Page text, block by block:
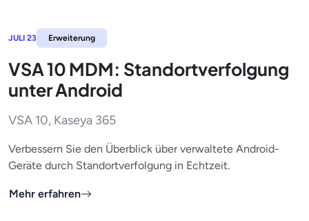
JULI 23 Erweiterung
VSA 10 MDM: Standortverfolgung
unter Android
VSA 10, Kaseya 365
Verbessern Sie den Überblick über verwaltete Android-
Geräte durch Standortverfolgung in Echtzeit.
Mehr erfahren